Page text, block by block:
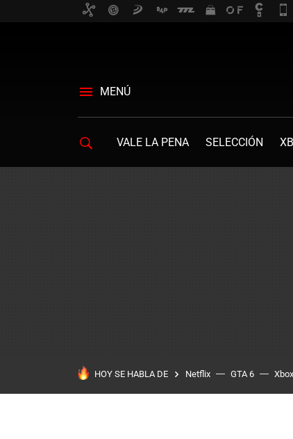
MENÚ
VALE LA PENA SELECCIÓN
HOY SE HABLA DE Netflix GTA 6 Xbox